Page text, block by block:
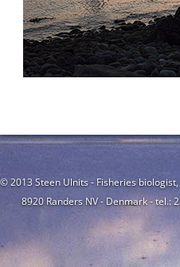
© 2013 Steen Ulnits - Fisheries
8920 Randers NV - Denmark - tel.: